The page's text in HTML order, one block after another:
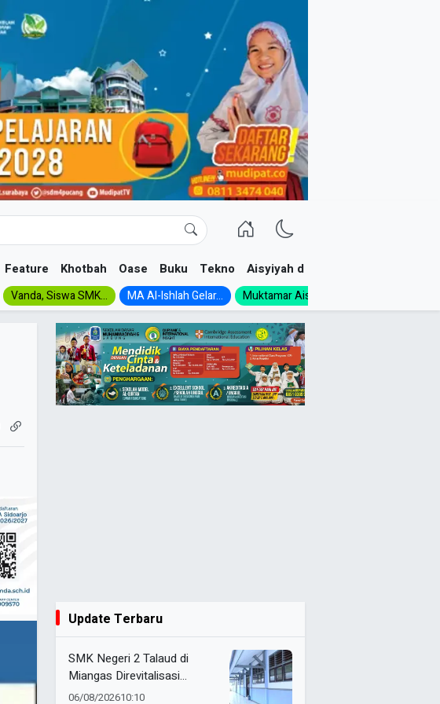
Feature Khotbah Oase Buku Tekno Aisyiyah dan NA
Vanda, Siswa SMK... MA Al-Ishlah Gelar... Muktamar Aisyiyah 1926:...
Update Terbaru
SMK Negeri 2 Talaud di
Miangas Direvitalisasi
Setelah 21 Tahun, Pendidikan
06/08/202610:10